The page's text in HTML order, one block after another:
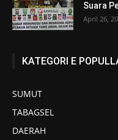
Suara
April 26,
KATEGORI E
SUMUT
TABAGSEL
DAERAH